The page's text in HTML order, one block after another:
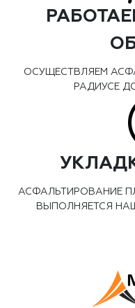
ОСУЩЕСТВЛЯЕМ
РАДИУСЕ
АСФАЛЬТИРОВАНИЕ
ВЫПОЛНЯЕТСЯ